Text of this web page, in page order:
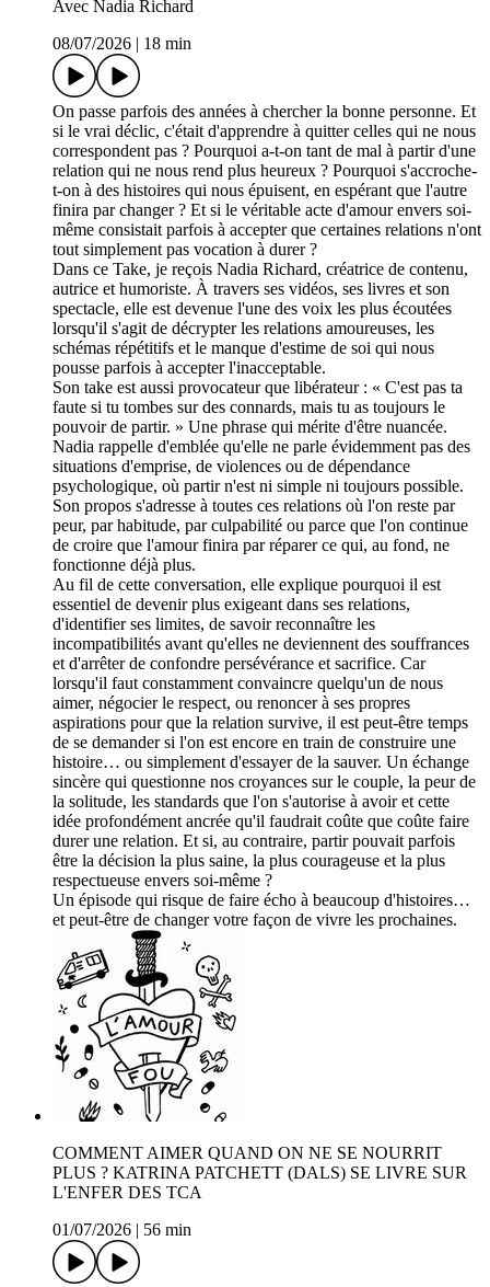
Avec Nadia Richard
08/07/2026
18 min
On passe parfois des années à chercher la bonne personne. Et
si le vrai déclic, c'était d'apprendre à quitter celles qui ne nous
correspondent pas ? Pourquoi a-t-on tant de mal à partir d'une
relation qui ne nous rend plus heureux ? Pourquoi s'accroche-
t-on à des histoires qui nous épuisent, en espérant que l'autre
finira par changer ? Et si le véritable acte d'amour envers soi-
même consistait parfois à accepter que certaines relations n'ont
tout simplement pas vocation à durer ?
Dans ce Take, je reçois Nadia Richard, créatrice de contenu,
autrice et humoriste. À travers ses vidéos, ses livres et son
spectacle, elle est devenue l'une des voix les plus écoutées
lorsqu'il s'agit de décrypter les relations amoureuses, les
schémas répétitifs et le manque d'estime de soi qui nous
pousse parfois à accepter l'inacceptable.
Son take est aussi provocateur que libérateur : « C'est pas ta
faute si tu tombes sur des connards, mais tu as toujours le
pouvoir de partir. » Une phrase qui mérite d'être nuancée.
Nadia rappelle d'emblée qu'elle ne parle évidemment pas des
situations d'emprise, de violences ou de dépendance
psychologique, où partir n'est ni simple ni toujours possible.
Son propos s'adresse à toutes ces relations où l'on reste par
peur, par habitude, par culpabilité ou parce que l'on continue
de croire que l'amour finira par réparer ce qui, au fond, ne
fonctionne déjà plus.
Au fil de cette conversation, elle explique pourquoi il est
essentiel de devenir plus exigeant dans ses relations,
d'identifier ses limites, de savoir reconnaître les
incompatibilités avant qu'elles ne deviennent des souffrances
et d'arrêter de confondre persévérance et sacrifice. Car
lorsqu'il faut constamment convaincre quelqu'un de nous
aimer, négocier le respect, ou renoncer à ses propres
aspirations pour que la relation survive, il est peut-être temps
de se demander si l'on est encore en train de construire une
histoire… ou simplement d'essayer de la sauver. Un échange
sincère qui questionne nos croyances sur le couple, la peur de
la solitude, les standards que l'on s'autorise à avoir et cette
idée profondément ancrée qu'il faudrait coûte que coûte faire
durer une relation. Et si, au contraire, partir pouvait parfois
être la décision la plus saine, la plus courageuse et la plus
respectueuse envers soi-même ?
Un épisode qui risque de faire écho à beaucoup d'histoires…
et peut-être de changer votre façon de vivre les prochaines.
COMMENT AIMER QUAND ON NE SE NOURRIT
PLUS ? KATRINA PATCHETT (DALS) SE LIVRE SUR
L'ENFER DES TCA
01/07/2026
56 min